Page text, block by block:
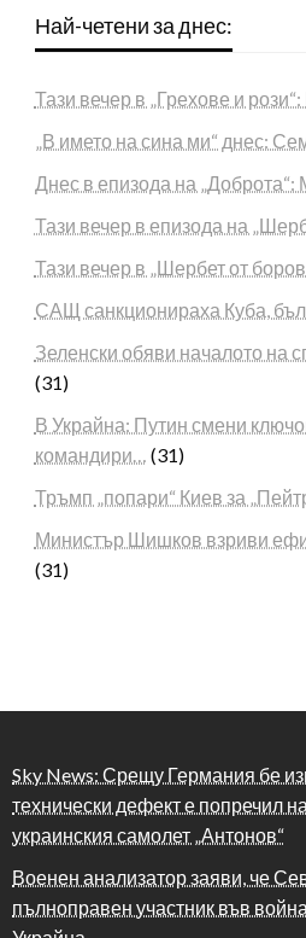
Най-четени за днес:
Тази вечер в „Грехове и
„В името на сина ми“ днес:
Днес в епизода на „Доброта“:
Тази вечер в епизода на
Тази вечер в „Шербет от
САЩ санкционираха Куба,
Зеленски обяви началото на
(31)
В Украйна: Путин смени
командири… (31)
Тръмп „попари“ Киев за
Министър Шишков взриви
(31)
Sky News: Срещу Германия бе
технически дефект е попречил
украинския самолет „Антонов“
Военен анализатор заяви, че
пълноправен участник във